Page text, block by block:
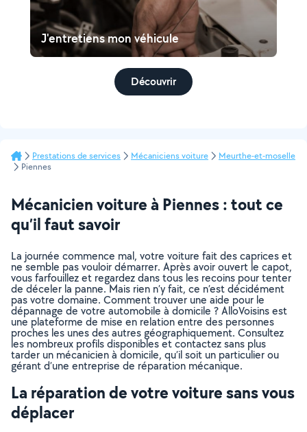
J'entretiens mon véhicule
Découvrir
Prestations de services Mécaniciens voiture
Meurthe-et-moselle
Piennes
Mécanicien voiture à Piennes : tout ce
qu’il faut savoir
La journée commence mal, votre voiture fait des caprices et
ne semble pas vouloir démarrer. Après avoir ouvert le capot,
vous farfouillez et regardez dans tous les recoins pour tenter
de déceler la panne. Mais rien n’y fait, ce n’est décidément
pas votre domaine. Comment trouver une aide pour le
dépannage de votre automobile à domicile ? AlloVoisins est
une plateforme de mise en relation entre des personnes
proches les unes des autres géographiquement. Consultez
les nombreux profils disponibles et contactez sans plus
tarder un mécanicien à domicile, qu’il soit un particulier ou
gérant d’une entreprise de réparation mécanique.
La réparation de votre voiture sans vous
déplacer